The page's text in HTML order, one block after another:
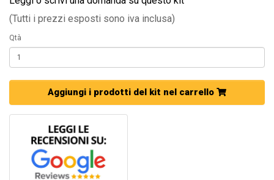
(Tutti i prezzi esposti sono iva inclusa)
Qtà
Aggiungi i prodotti del kit nel carrello